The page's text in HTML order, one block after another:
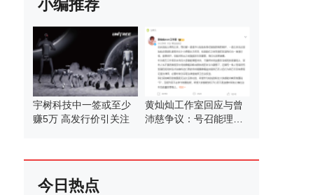
小编推荐
宇树科技中一签或至少
赚5万 高发行价引关注
黄灿灿工作室回应与曾
沛慈争议：号召能理智
今日热点